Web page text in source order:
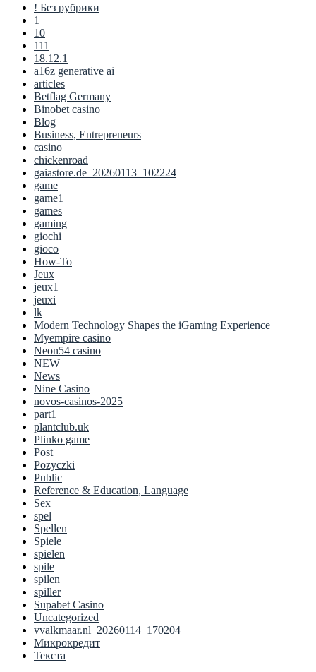
! Без рубрики
1
10
111
18.12.1
a16z generative ai
articles
Betflag Germany
Binobet casino
Blog
Business, Entrepreneurs
casino
chickenroad
gaiastore.de_20260113_102224
game
game1
games
gaming
giochi
gioco
How-To
Jeux
jeux1
jeuxi
lk
Modern Technology Shapes the iGaming Experience
Myempire casino
Neon54 casino
NEW
News
Nine Casino
novos-casinos-2025
part1
plantclub.uk
Plinko game
Post
Pozyczki
Public
Reference & Education, Language
Sex
spel
Spellen
Spiele
spielen
spile
spilen
spiller
Supabet Casino
Uncategorized
vvalkmaar.nl_20260114_170204
Микрокредит
Текста